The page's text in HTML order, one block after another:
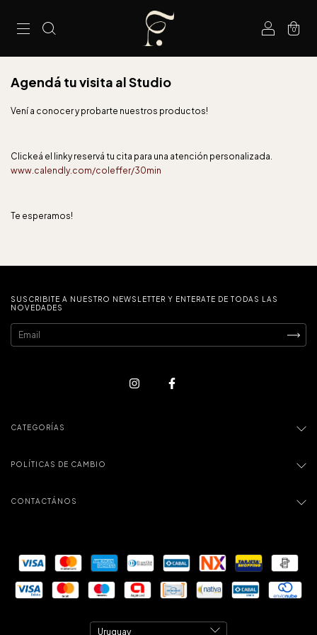
0
Agendá tu visita al Studio
Vení a conocer y probarte nuestros productos!
Clickeá el linky reservá tu cita para una atención personalizada.
www.calendly.com/coleffer/30min
Te esperamos!
SUSCRIBITE A NUESTRO NEWSLETTER Y ENTERATE DE TODAS LAS
NOVEDADES
CATEGORÍAS
POLÍTICAS DE CAMBIO
CONTACTÁNOS